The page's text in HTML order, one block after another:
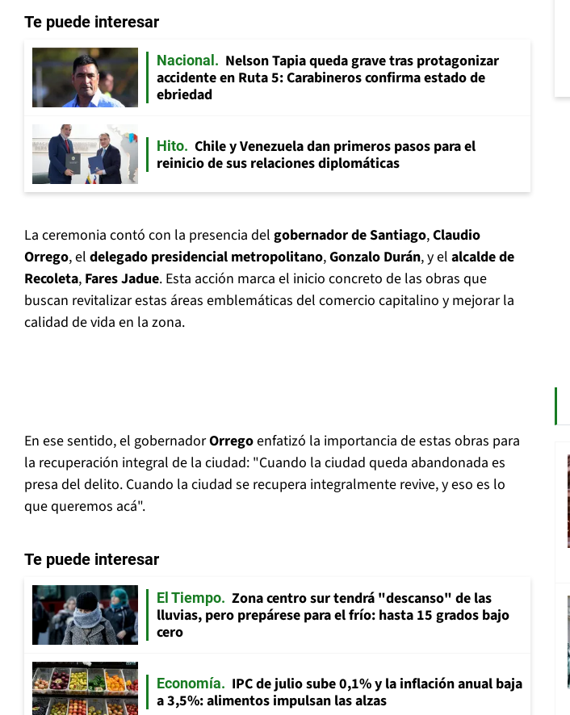
Te puede interesar
Nacional
Nelson Tapia queda grave tras protagonizar
accidente en Ruta 5: Carabineros confirma estado de
ebriedad
Hito
Chile y Venezuela dan primeros pasos para el
reinicio de sus relaciones diplomáticas
La ceremonia contó con la presencia del gobernador de Santiago,Claudio
Orrego, el delegado presidencial metropolitano,Gonzalo Durán, y el alcalde de
Recoleta, Fares Jadue. Esta acción marca el inicio concreto de las obras que
buscan revitalizar estas áreas emblemáticas del comercio capitalino y mejorar la
calidad de vida en la zona.
En ese sentido, el gobernadorOrregoenfatizó la importancia de estas obras para
la recuperación integral de la ciudad: "Cuando la ciudad queda abandonada es
presa del delito. Cuando la ciudad se recupera integralmente revive, y eso es lo
que queremos acá".
Te puede interesar
El Tiempo
Zona centro sur tendrá "descanso" de las
lluvias, pero prepárese para el frío: hasta 15 grados bajo
cero
Economía
IPC de julio sube 0,1% y la inflación anual baja
a 3,5%: alimentos impulsan las alzas